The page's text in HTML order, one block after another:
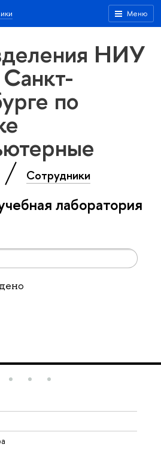
Меню
НИУ
по
Сотрудники
лаборатория